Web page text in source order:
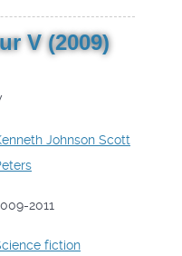
V (2009)
Johnson Scott
2011
fiction